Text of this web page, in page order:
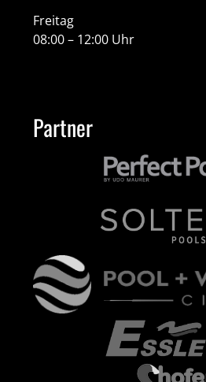
Freitag
08:00 – 12:00 Uhr
Partner